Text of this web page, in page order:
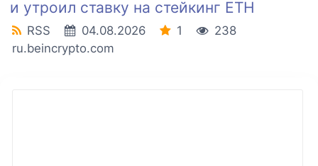
и утроил ставку на стейкинг ETH
RSS 04.08.2026 1
238
ru.beincrypto.com